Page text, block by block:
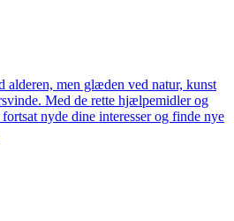
alderen, men glæden ved natur, kunst
Med de rette hjælpemidler og
nyde dine interesser og finde nye